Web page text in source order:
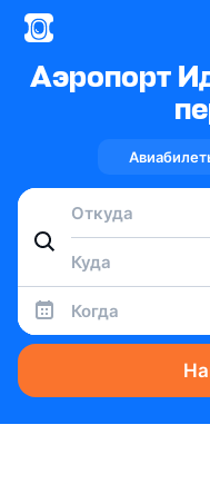
Аэропорт
Когда